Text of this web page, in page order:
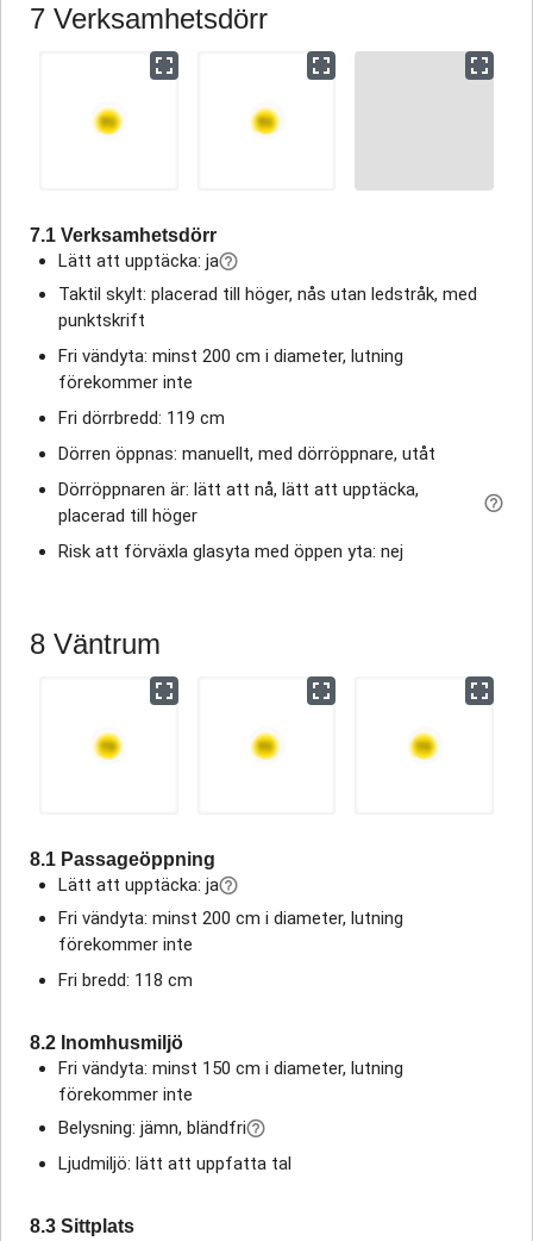
7 Verksamhetsdörr
7.1 Verksamhetsdörr
Lätt att upptäcka: ja
Taktil skylt: placerad till höger, nås utan ledstråk, med
punktskrift
Fri vändyta: minst 200 cm i diameter, lutning
förekommer inte
Fri dörrbredd: 119 cm
Dörren öppnas: manuellt, med dörröppnare, utåt
Dörröppnaren är: lätt att nå, lätt att upptäcka,
placerad till höger
Risk att förväxla glasyta med öppen yta: nej
8 Väntrum
8.1 Passageöppning
Lätt att upptäcka: ja
Fri vändyta: minst 200 cm i diameter, lutning
förekommer inte
Fri bredd: 118 cm
8.2 Inomhusmiljö
Fri vändyta: minst 150 cm i diameter, lutning
förekommer inte
Belysning: jämn, bländfri
Ljudmiljö: lätt att uppfatta tal
8.3 Sittplats